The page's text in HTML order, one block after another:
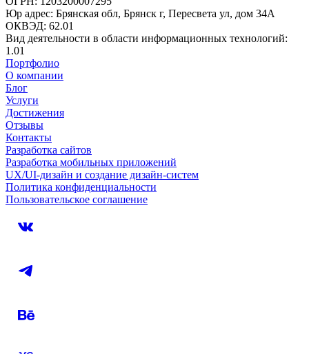
Юр адрес: Брянская обл, Брянск г, Пересвета ул, дом 34А
ОКВЭД: 62.01
Вид деятельности в области информационных технологий:
1.01
Портфолио
О компании
Блог
Услуги
Достижения
Отзывы
Контакты
Разработка сайтов
Разработка мобильных приложений
UX/UI-дизайн и создание дизайн-систем
Политика конфиденциальности
Пользовательское соглашение